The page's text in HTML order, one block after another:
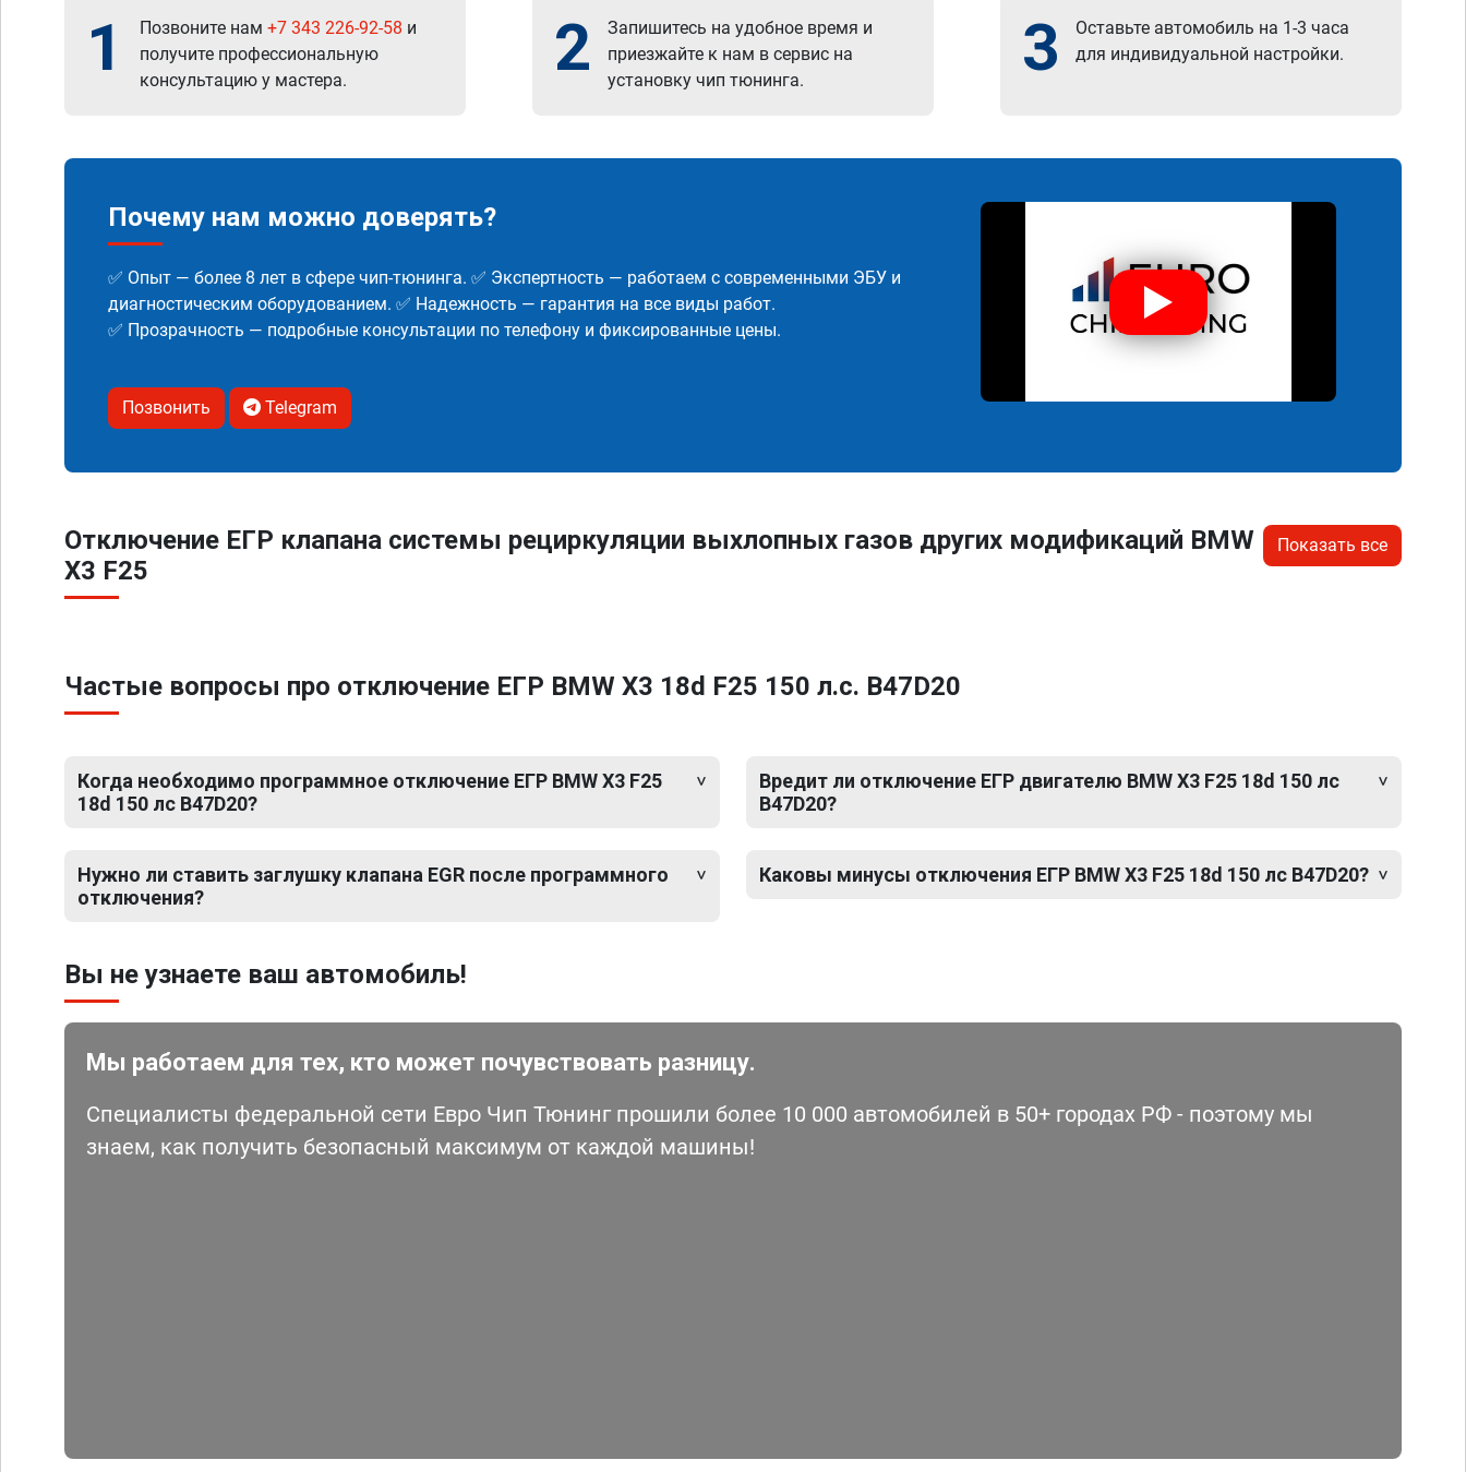
1 Позвоните нам +7 343 226-92-58 и
получите профессиональную
консультацию у мастера.
2
Запишитесь на удобное время и
приезжайте к нам в сервис на
установку чип тюнинга.
3
Оставьте автомобиль на 1-3 часа
для индивидуальной настройки.
Почему нам можно доверять?
✅ Опыт — более 8 лет в сфере чип-тюнинга. ✅ Экспертность — работаем с современными ЭБУ и
диагностическим оборудованием. ✅ Надежность — гарантия на все виды работ.
✅ Прозрачность — подробные консультации по телефону и фиксированные цены.
Позвонить Telegram
Отключение ЕГР клапана системы рециркуляции выхлопных газов других модификаций BMW
X3 F25
Показать все
Частые вопросы про отключение ЕГР BMW X3 18d F25 150 л.с. B47D20
Когда необходимо программное отключение ЕГР BMW X3 F25
18d 150 лс B47D20?
Нужно ли ставить заглушку клапана EGR после программного
отключения?
Вредит ли отключение ЕГР двигателю BMW X3 F25 18d 150 лс
B47D20?
Каковы минусы отключения ЕГР BMW X3 F25 18d 150 лс B47D20?
Вы не узнаете ваш автомобиль!
Мы работаем для тех, кто может почувствовать разницу.
Специалисты федеральной сети Евро Чип Тюнинг прошили более 10 000 автомобилей в 50+ городах РФ - поэтому мы
знаем, как получить безопасный максимум от каждой машины!